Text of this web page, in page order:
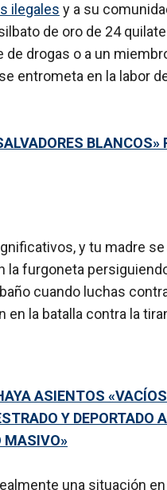
ilegales y a su
de oro de 24
drogas o a un
entrometa en la labor
BLANCOS»
y tu madre se
la furgoneta
cuando luchas
en la batalla contra la
ASIENTOS
Y DEPORTADO
MASIVO»
una situación